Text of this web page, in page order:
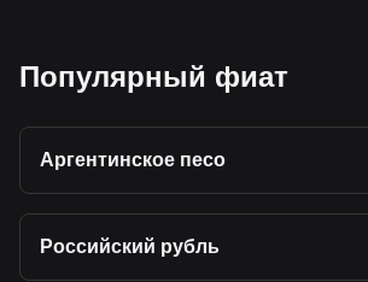
Популярный фиат
Аргентинское песо
Российский рубль